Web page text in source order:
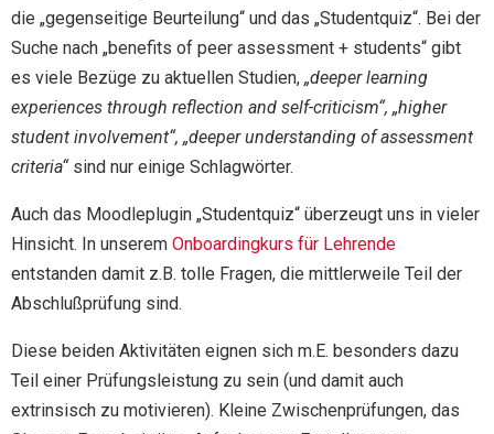
die „gegenseitige Beurteilung“ und das „Studentquiz“. Bei der
Suche nach „benefits of peer assessment + students“ gibt
es viele Bezüge zu aktuellen Studien, „deeper learning
experiences through reflection and self-criticism“, „higher
student involvement“, „deeper understanding of assessment
criteria“ sind nur einige Schlagwörter.
Auch das Moodleplugin „Studentquiz“ überzeugt uns in vieler
Hinsicht. In unserem Onboardingkurs für Lehrende
entstanden damit z.B. tolle Fragen, die mittlerweile Teil der
Abschlußprüfung sind.
Diese beiden Aktivitäten eignen sich m.E. besonders dazu
Teil einer Prüfungsleistung zu sein (und damit auch
extrinsisch zu motivieren). Kleine Zwischenprüfungen, das